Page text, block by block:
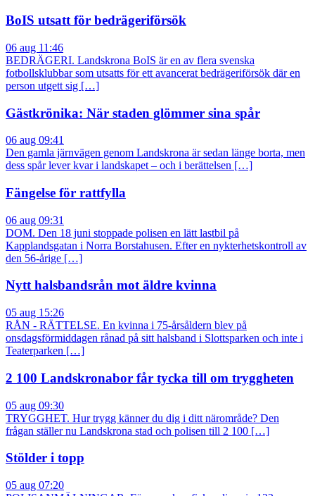
BoIS utsatt för bedrägeriförsök
06 aug 11:46
BEDRÄGERI. Landskrona BoIS är en av flera svenska
fotbollsklubbar som utsatts för ett avancerat bedrägeriförsök där en
person utgett sig […]
Gästkrönika: När staden glömmer sina spår
06 aug 09:41
Den gamla järnvägen genom Landskrona är sedan länge borta, men
dess spår lever kvar i landskapet – och i berättelsen […]
Fängelse för rattfylla
06 aug 09:31
DOM. Den 18 juni stoppade polisen en lätt lastbil på
Kapplandsgatan i Norra Borstahusen. Efter en nykterhetskontroll av
den 56-årige […]
Nytt halsbandsrån mot äldre kvinna
05 aug 15:26
RÅN - RÄTTELSE. En kvinna i 75-årsåldern blev på
onsdagsförmiddagen rånad på sitt halsband i Slottsparken och inte i
Teaterparken […]
2 100 Landskronabor får tycka till om tryggheten
05 aug 09:30
TRYGGHET. Hur trygg känner du dig i ditt närområde? Den
frågan ställer nu Landskrona stad och polisen till 2 100 […]
Stölder i topp
05 aug 07:20